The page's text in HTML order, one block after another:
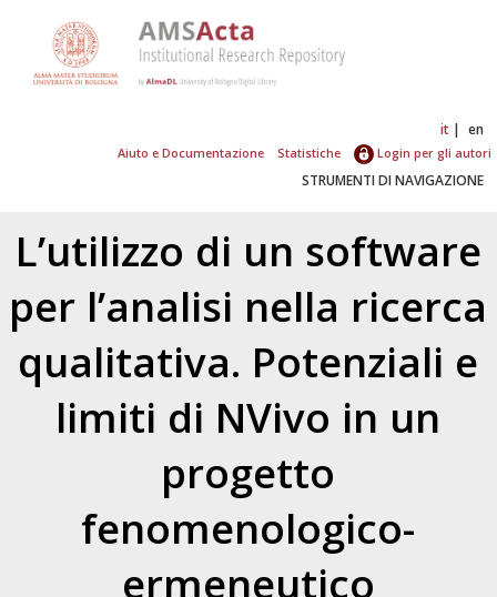
it en
Aiuto e Documentazione Statistiche Login per gli autori
STRUMENTI DI NAVIGAZIONE
L’utilizzo di un software
per l’analisi nella ricerca
qualitativa. Potenziali e
limiti di NVivo in un
progetto
fenomenologico-
ermeneutico